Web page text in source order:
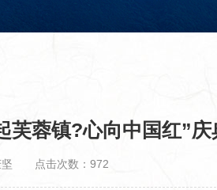
芙蓉镇?心向中国红”庆
坚 点击次数：972